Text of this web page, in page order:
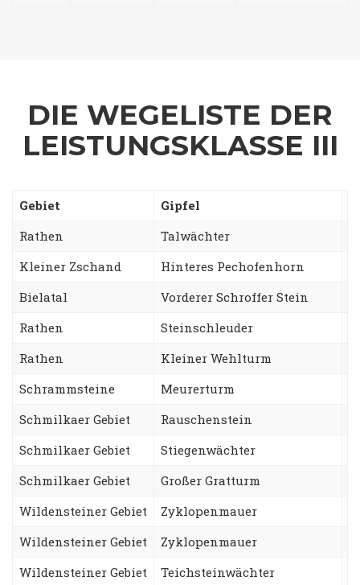
DIE WEGELISTE DER
LEISTUNGSKLASSE III
Gebiet Gipfel
Rathen
Talwächter
Kleiner Zschand
Hinteres Pechofenhorn
Bielatal
Vorderer Schroffer Stein
Rathen
Steinschleuder
Rathen
Kleiner Wehlturm
Schrammsteine
Meurerturm
Schmilkaer Gebiet
Rauschenstein
Schmilkaer Gebiet
Stiegenwächter
Schmilkaer Gebiet
Großer Gratturm
Wildensteiner Gebiet
Zyklopenmauer
Wildensteiner Gebiet
Zyklopenmauer
Wildensteiner Gebiet
Teichsteinwächter